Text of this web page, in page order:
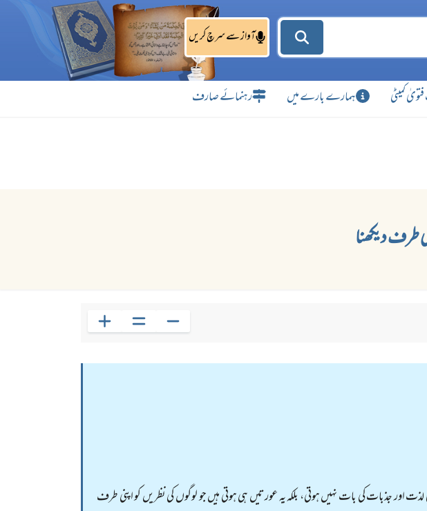
آواز سے سرچ کریں
کمیٹی ہمارے بارے میں رہنمائے صارف
اور جذبات کی بات نہیں ہوتی، بلکہ یہ عورتیں ہی ہوتی ہیں جو لوگوں کی نظریں کو اپنی طرف